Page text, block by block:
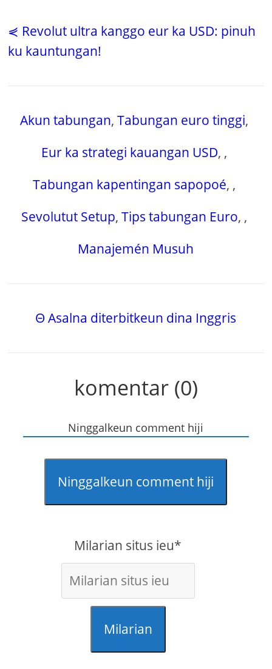
⋞ Revolut ultra kanggo eur ka USD: pinuh
ku kauntungan!
Akun tabungan,Tabungan euro tinggi,
Eur ka strategi kauangan USD, ,
Tabungan kapentingan sapopoé, ,
Sevolutut Setup,Tips tabungan Euro, ,
Manajemén Musuh
Θ Asalna diterbitkeun dina Inggris
komentar (0)
Ninggalkeun comment hiji
Ninggalkeun comment hiji
Milarian situs ieu*
Milarian